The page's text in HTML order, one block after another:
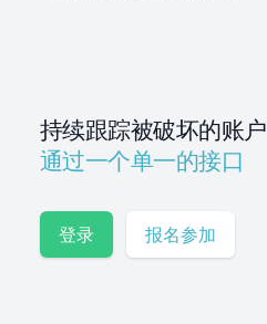
持续跟踪被破坏的账户
通过一个单一的接口
登录 报名参加